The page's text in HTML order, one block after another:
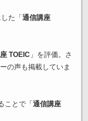
た「通信講座
TOEIC」を評価。さ
の声も掲載していま
ことで「通信講座